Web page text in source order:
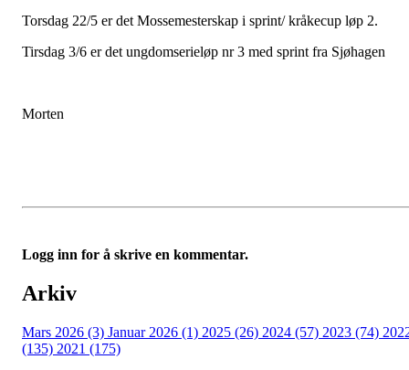
Torsdag 22/5 er det Mossemesterskap i sprint/ kråkecup løp 2.
Tirsdag 3/6 er det ungdomserieløp nr 3 med sprint fra Sjøhagen
Morten
Logg inn for å skrive en kommentar.
Arkiv
Mars 2026 (3) Januar 2026 (1) 2025 (26) 2024 (57) 2023 (74)
(135) 2021 (175)